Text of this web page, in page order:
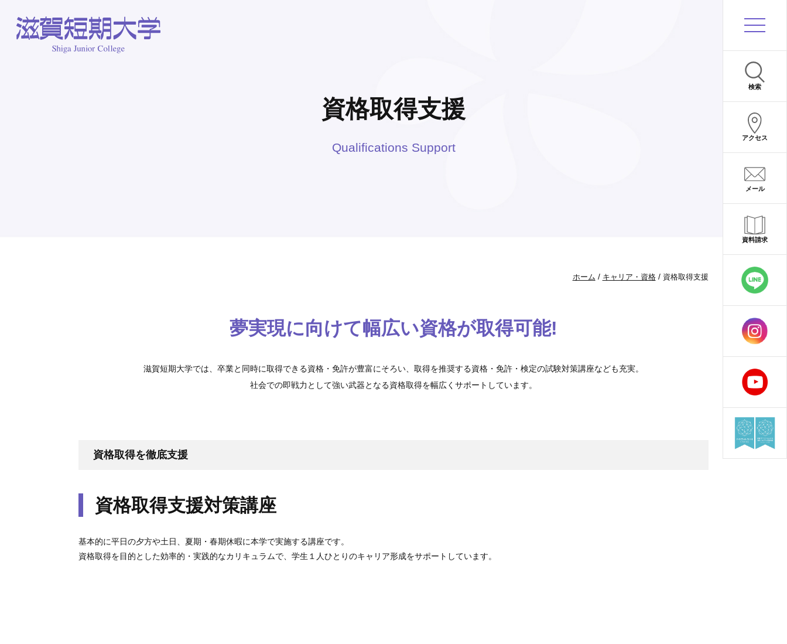
検索
アクセス
メール
資料請求
資格取得支援
Qualifications Support
ホーム / キャリア・資格/ 資格取得支援
夢実現に向けて幅広い資格が取得可能!
滋賀短期大学では、卒業と同時に取得できる資格・免許が豊富にそろい、取得を推奨する資格・免許・検定の試験対策講座なども充実。
社会での即戦力として強い武器となる資格取得を幅広くサポートしています。
資格取得を徹底支援
資格取得支援対策講座
基本的に平日の夕方や土日、夏期・春期休暇に本学で実施する講座です。
資格取得を目的とした効率的・実践的なカリキュラムで、学生１人ひとりのキャリア形成をサポートしています。